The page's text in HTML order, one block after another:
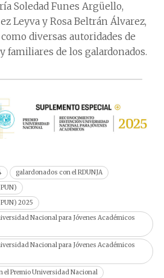
Soledad Funes Argüello,
Leyva y Rosa Beltrán Álvarez,
diversas autoridades de
familiares de los galardonados.
galardonados con el RDUNJA
2025
Nacional para Jóvenes Académicos
Nacional para Jóvenes Académicos
Premio Universidad Nacional